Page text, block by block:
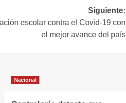
Siguiente:
escolar contra el Covid-19 con
el mejor avance del país
Nacional